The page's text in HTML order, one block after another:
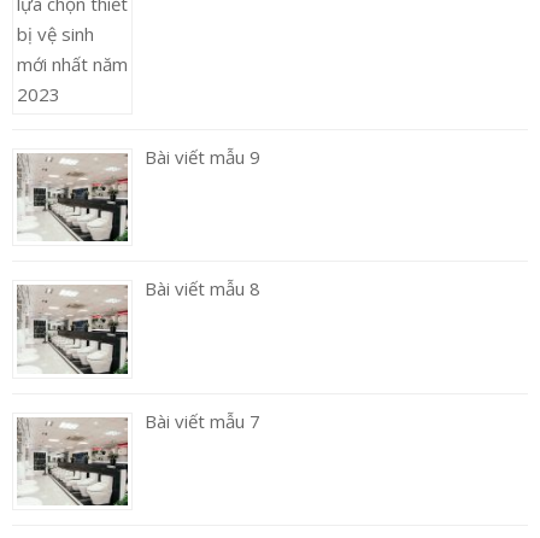
Bài viết mẫu 9
Bài viết mẫu 8
Bài viết mẫu 7